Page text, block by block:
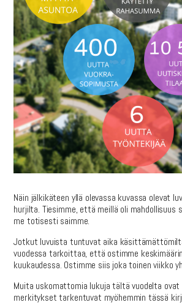
Näin jälkikäteen yllä olevassa kuvassa olevat
hurjilta. Tiesimme, että meillä oli mahdollisuus
me totisesti saimme.
Jotkut luvuista tuntuvat aika
vuodessa tarkoittaa, että ostimme
kuukaudessa. Ostimme siis joka toinen viikko
Muita uskomattomia lukuja tältä vuodelta ovat
merkitykset tarkentuvat myöhemmin tässä